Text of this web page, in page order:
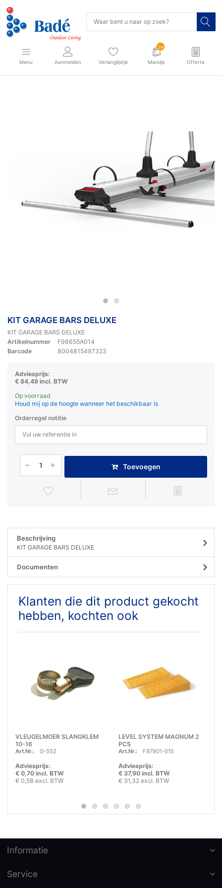
Menu Aanmelden Verlanglijstje
24
Mandje Offerte
KIT GARAGE BARS DELUXE
KIT GARAGE BARS DELUXE
Artikelnummer
F98655A014
Barcode
8004815497323
Adviesprijs:
€ 84,49 incl. BTW
Op voorraad
Houd mij op de hoogte wanneer het beschikbaar is
Orderregel notitie
Toevoegen
Beschrijving
KIT GARAGE BARS DELUXE
Documenten
Klanten die dit product gekocht
hebben, kochten ook
VLEUGELMOER SLANGKLEM
10-16
Art.Nr.: G-552
Adviesprijs:
€ 0,70 incl. BTW
€ 0,58 excl. BTW
LEVEL SYSTEM MAGNUM 2
PCS
Art.Nr.: F97901-015
Adviesprijs:
€ 37,90 incl. BTW
€ 31,32 excl. BTW
Informatie
Service